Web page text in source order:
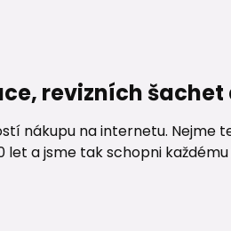
revizních
nákupu na internetu. Nejme
a jsme tak schopni